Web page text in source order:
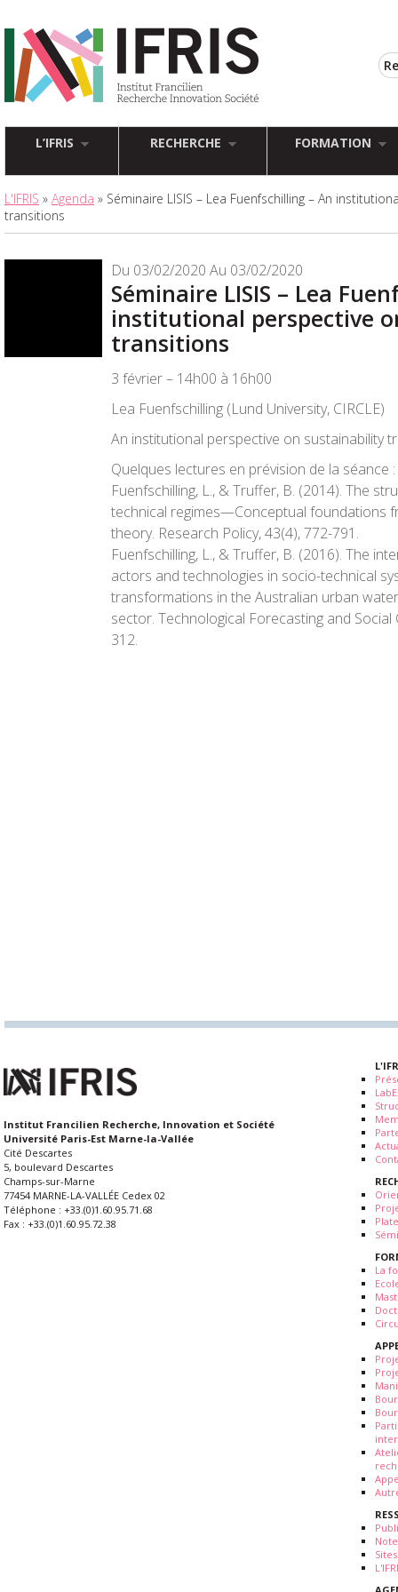
L’IFRIS RECHERCHE FORMATION
L'IFRIS » Agenda » Séminaire LISIS – Lea Fuenfschilling – An
transitions
Du 03/02/2020 Au 03/02/2020
Séminaire LISIS – Lea
institutional perspective
transitions
3 février – 14h00 à 16h00
Lea Fuenfschilling (Lund University, CIRCLE)
An institutional perspective on sustainability
Quelques lectures en prévision de la séance :
Fuenfschilling, L., & Truffer, B. (2014). The
technical regimes—Conceptual foundations
theory. Research Policy,43(4), 772-791.
Fuenfschilling, L., & Truffer, B. (2016). The
actors and technologies in socio-technical
transformations in the Australian urban water
sector. Technological Forecasting and Social
312.
Institut Francilien Recherche, Innovation et Société
Université Paris-Est Marne-la-Vallée
Cité Descartes
5, boulevard Descartes
Champs-sur-Marne
77454 MARNE-LA-VALLÉE Cedex 02
Téléphone : +33.(0)1.60.95.71.68
Fax : +33.(0)1.60.95.72.38
La